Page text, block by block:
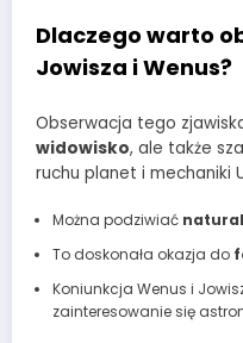
Dlaczego warto
Jowisza i Wenus?
Obserwacja tego
widowisko, ale także
ruchu planet i mechaniki
Można podziwiać
To doskonała okazja do
Koniunkcja Wenus i
zainteresowanie się